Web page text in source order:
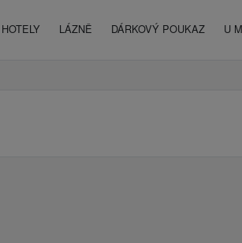
HOTELY LÁZNĚ DÁRKOVÝ POUKAZ U